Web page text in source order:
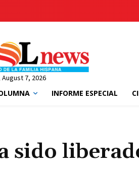
August 7, 2026
INFORME ESPECIAL
sido